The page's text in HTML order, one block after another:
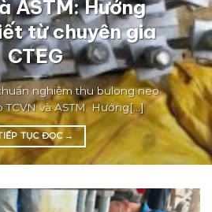
ASTM: Hướng
từ chuyên gia
CTEG
nghiệm thu bulong neo
và ASTM. Hướng[...]
TỤC ĐỌC →